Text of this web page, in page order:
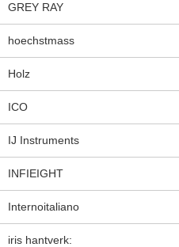
GREY RAY
hoechstmass
Holz
ICO
IJ Instruments
INFIEIGHT
Internoitaliano
iris hantverk: